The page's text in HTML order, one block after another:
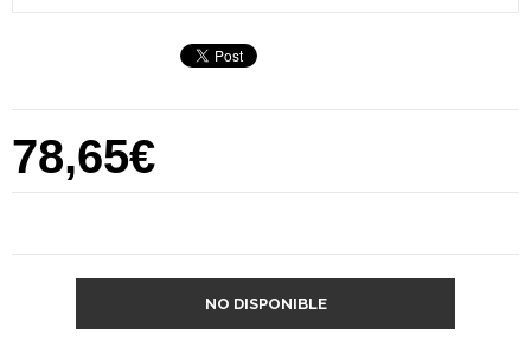
78,65€
NO DISPONIBLE